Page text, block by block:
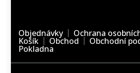
Objednávky Ochrana
Košík Obchod Obchodní
Pokladna